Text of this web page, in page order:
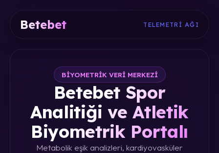
Betebet TELEMETRI AĞI
BIYOMETRIK VERI MERKEZI
Betebet Spor
Analitiği ve Atletik
Biyometrik Portalı
Metabolik eşik analizleri, kardiyovasküler